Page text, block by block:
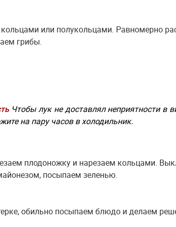
или полукольцами. Равномерно
грибы.
Чтобы лук не доставлял неприятности в
на пару часов в холодильник.
плодоножку и нарезаем кольцами.
посыпаем зеленью.
обильно посыпаем блюдо и делаем